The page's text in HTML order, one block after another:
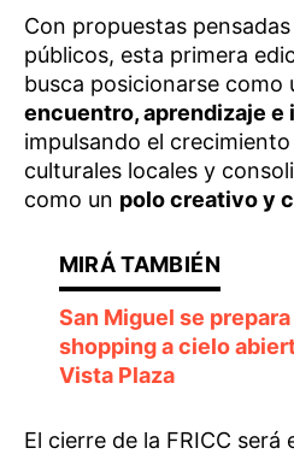
Con propuestas
públicos, esta primera
busca posicionarse como
encuentro, aprendizaje e
impulsando el
culturales locales y
como un polo creativo y
San Miguel se
shopping a cielo
Vista Plaza
El cierre de la FRICC será